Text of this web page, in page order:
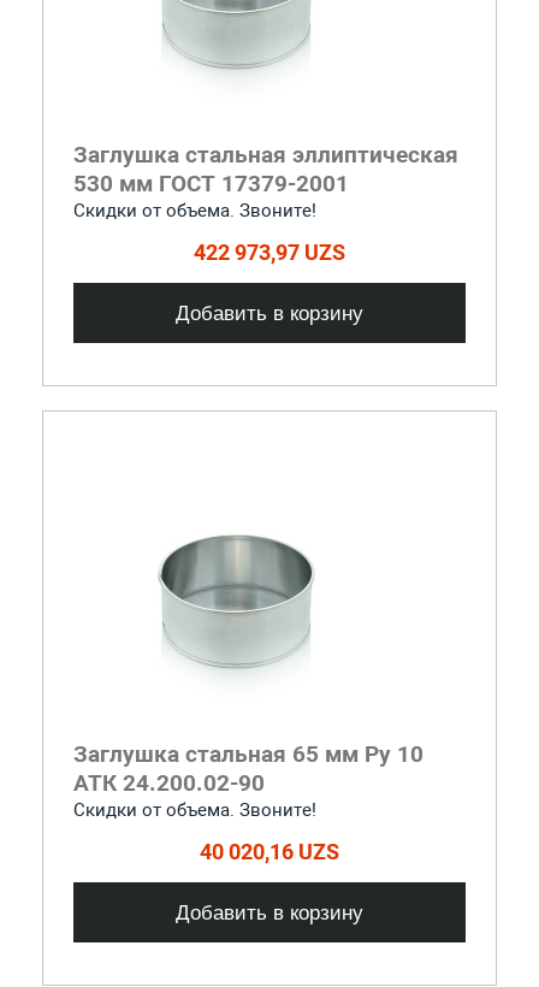
Заглушка стальная эллиптическая
530 мм ГОСТ 17379-2001
Скидки от объема. Звоните!
422 973,97 UZS
Добавить в корзину
Заглушка стальная 65 мм Ру 10
АТК 24.200.02-90
Скидки от объема. Звоните!
40 020,16 UZS
Добавить в корзину